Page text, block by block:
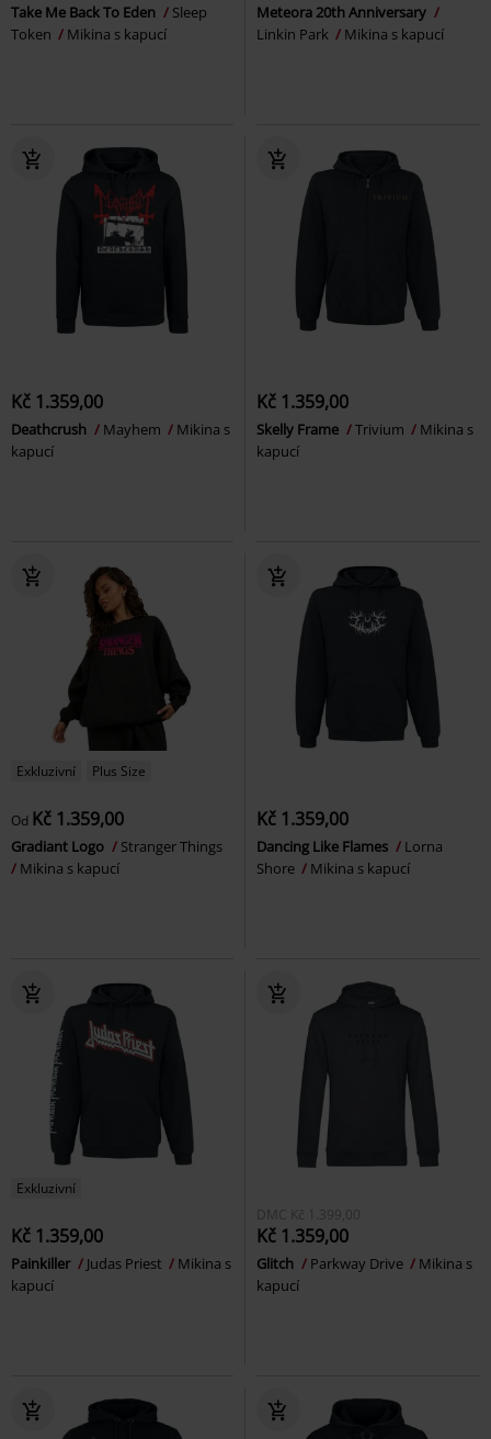
Take Me Back To Eden
Sleep
Token
Mikina s kapucí
Meteora 20th Anniversary
Linkin Park
Mikina s kapucí
Kč 1.359,00
Deathcrush Mayhem
Mikina s
kapucí
Kč 1.359,00
Skelly Frame Trivium
Mikina s
kapucí
Exkluzivní Plus Size
Od Kč 1.359,00
Gradiant Logo
Stranger Things
Mikina s kapucí
Kč 1.359,00
Dancing Like Flames
Lorna
Shore
Mikina s kapucí
Exkluzivní
Kč 1.359,00
Painkiller Judas Priest
Mikina s
kapucí
DMC Kč 1.399,00
Kč 1.359,00
Glitch Parkway Drive
Mikina s
kapucí